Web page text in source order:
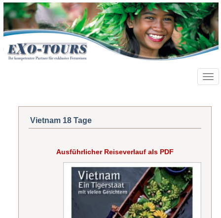
Vietnam 18 Tage
Ausführlicher Reiseverlauf als PDF